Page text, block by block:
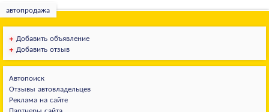
автопродажа
+ Добавить объявление
+ Добавить отзыв
Автопоиск
Отзывы автовладельцев
Реклама на сайте